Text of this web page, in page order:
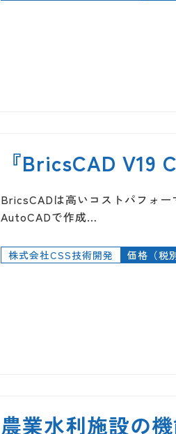
『BricsCAD V19
BricsCADは高いコストパフォー
AutoCADで作成…
株式会社CSS技術開発 価格（税
農業水利施設の